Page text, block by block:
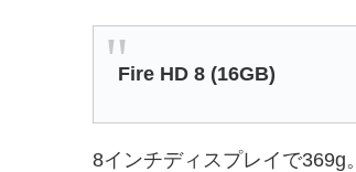
Fire HD 8 (16GB)
8インチディスプレイで369g。